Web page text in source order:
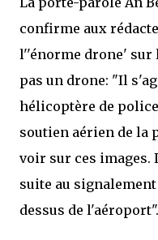
confirme aux
l''énorme drone' sur
pas un drone: "Il
hélicoptère de
soutien aérien de la
voir sur ces images.
suite au
dessus de l'aéroport".